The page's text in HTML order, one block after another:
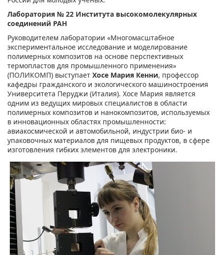
Лаборатория № 22 Института высокомолекулярных
соединений РАН
Руководителем лаборатории «Многомасштабное
экспериментальное исследование и моделирование
полимерных композитов на основе перспективных
термопластов для промышленного применения»
(ПОЛИКОМП) выступает Хосе Мария Кенни, профессор
кафедры гражданского и экологического машиностроения
Университета Перуджи (Италия). Хосе Мария является
одним из ведущих мировых специалистов в области
полимерных композитов и нанокомпозитов, используемых
в инновационных областях промышленности:
авиакосмической и автомобильной, индустрии био- и
упаковочных материалов для пищевых продуктов, в сфере
изготовления гибких элементов для электроники.